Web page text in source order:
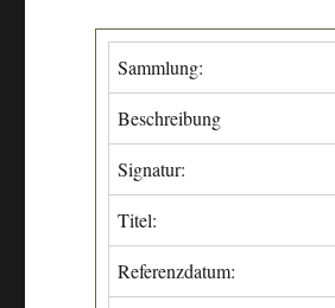
Sammlung:
Beschreibung
Signatur:
Titel:
Referenzdatum: